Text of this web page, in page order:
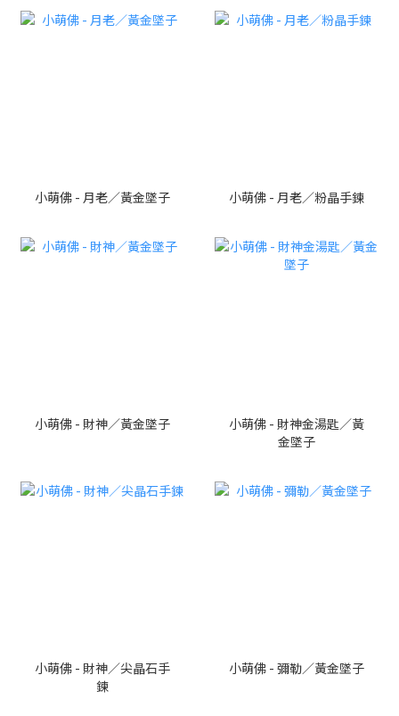
小萌佛 - 月老／黃金墜子 小萌佛 - 月老／粉晶手鍊
小萌佛 - 財神／黃金墜子
小萌佛 - 財神金湯匙／黃
金墜子
小萌佛 - 財神／尖晶石手
鍊
小萌佛 - 彌勒／黃金墜子